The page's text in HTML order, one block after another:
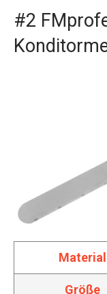
#2
Material
Größe